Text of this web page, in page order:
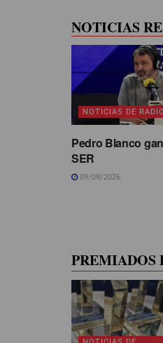
NOTICIAS
NOTICIAS DE RADIO
Pedro Blanco
SER
09/08/2026
PREMIADOS